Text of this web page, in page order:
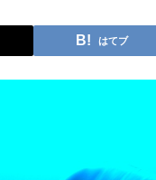
はてブ